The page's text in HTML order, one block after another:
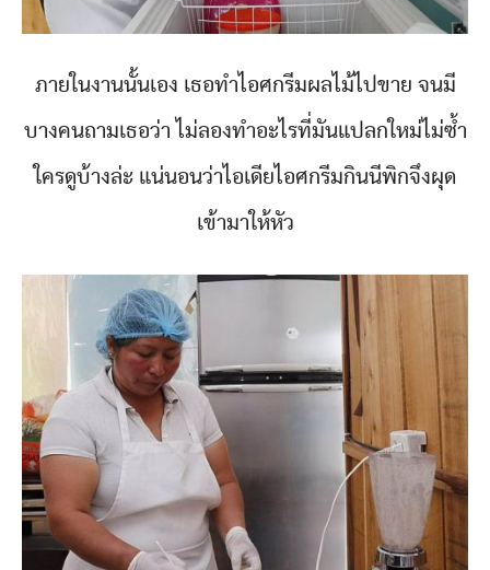
ภายในงานนั้นเอง เธอทำไอศกรีมผลไม้ไปขาย จนมี
บางคนถามเธอว่า ไม่ลองทำอะไรที่มันแปลกใหม่ไม่ซ้ำ
ใครดูบ้างล่ะ แน่นอนว่าไอเดียไอศกรีมกินนีพิกจึงผุด
เข้ามาให้หัว